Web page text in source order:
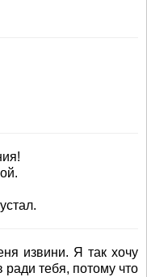
извини. Я так хочу
ради тебя, потому что